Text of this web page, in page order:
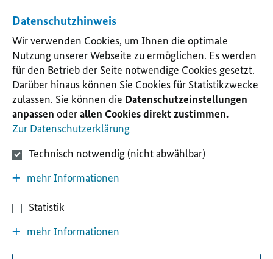
Datenschutzhinweis
Wir verwenden Cookies, um Ihnen die optimale
Nutzung unserer Webseite zu ermöglichen. Es werden
für den Betrieb der Seite notwendige Cookies gesetzt.
Darüber hinaus können Sie Cookies für Statistikzwecke
zulassen. Sie können die Datenschutzeinstellungen
anpassen oderallen Cookies direkt zustimmen.
Zur Datenschutzerklärung
Technisch notwendig (nicht abwählbar)
mehr Informationen
Statistik
mehr Informationen